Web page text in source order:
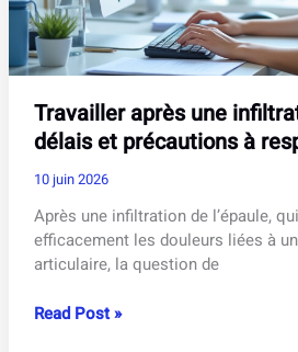
Travailler après une
délais et précautions à
10 juin 2026
Après une infiltration de l’épaule,
efficacement les douleurs liées à
articulaire, la question de
Travailler
Read Post »